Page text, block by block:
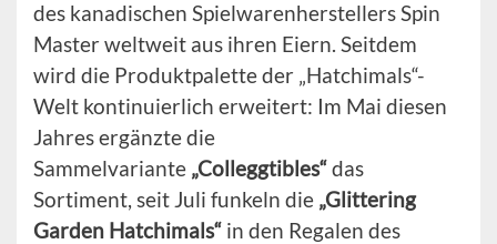
des kanadischen Spielwarenherstellers Spin
Master weltweit aus ihren Eiern. Seitdem
wird die Produktpalette der „Hatchimals“-
Welt kontinuierlich erweitert: Im Mai diesen
Jahres ergänzte die
Sammelvariante „Colleggtibles“das
Sortiment, seit Juli funkeln die „Glittering
Garden Hatchimals“ in den Regalen des